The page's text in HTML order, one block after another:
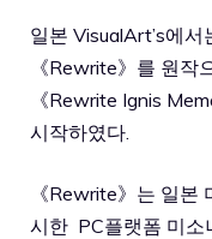
일본 VisualArt’s에
《Rewrite》를 원작
《Rewrite Ignis
시작하였다.
《Rewrite》는 일
시한 PC플랫폼 미소